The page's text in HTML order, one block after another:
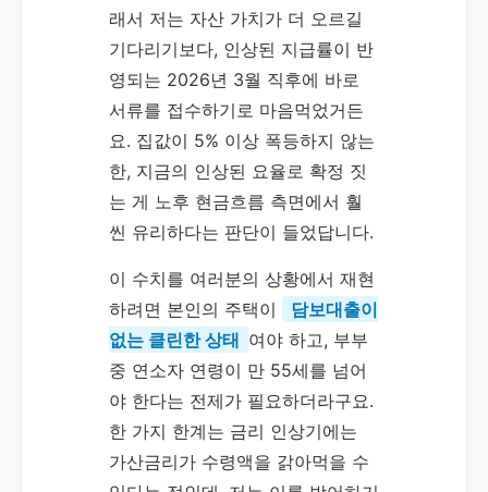
래서 저는 자산 가치가 더 오르길
기다리기보다, 인상된 지급률이 반
영되는 2026년 3월 직후에 바로
서류를 접수하기로 마음먹었거든
요. 집값이 5% 이상 폭등하지 않는
한, 지금의 인상된 요율로 확정 짓
는 게 노후 현금흐름 측면에서 훨
씬 유리하다는 판단이 들었답니다.
이 수치를 여러분의 상황에서 재현
하려면 본인의 주택이
담보대출이
없는 클린한 상태 여야 하고, 부부
중 연소자 연령이 만 55세를 넘어
야 한다는 전제가 필요하더라구요.
한 가지 한계는 금리 인상기에는
가산금리가 수령액을 갉아먹을 수